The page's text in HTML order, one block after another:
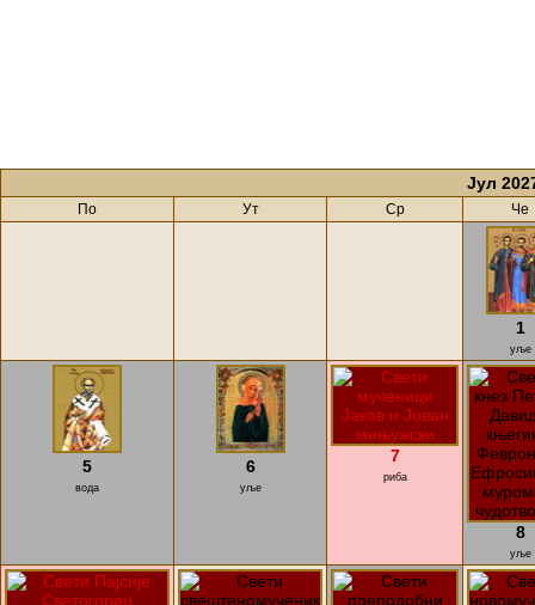
Јул
По Ут Ср Че
1
уље
5
вода
6
уље
7
риба
8
уље